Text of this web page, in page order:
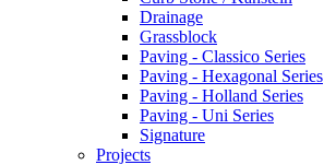
Drainage
Grassblock
Paving - Classico Series
Paving - Hexagonal Series
Paving - Holland Series
Paving - Uni Series
Signature
Projects